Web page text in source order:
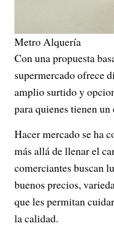
Metro Alquería
Con una propuesta
supermercado ofrece
amplio surtido y
para quienes tienen
Hacer mercado se ha
más allá de llenar el
comerciantes buscan
buenos precios,
que les permitan
la calidad.